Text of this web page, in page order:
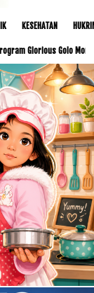
KESEHATAN
Golo Mori